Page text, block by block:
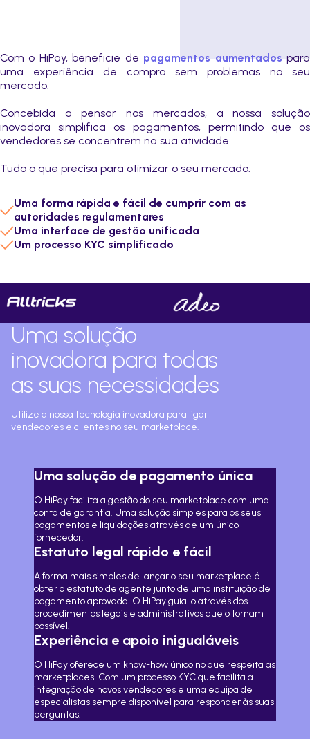
Com o HiPay, beneficie de pagamentos aumentadospara
uma experiência de compra sem problemas no seu
mercado.
Concebida a pensar nos mercados, a nossa solução
inovadora simplifica os pagamentos, permitindo que os
vendedores se concentrem na sua atividade.
Tudo o que precisa para otimizar o seu mercado:
Uma forma rápida e fácil de cumprir com as
autoridades regulamentares
Uma interface de gestão unificada
Um processo KYC simplificado
Uma solução
inovadora para todas
as suas necessidades
Utilize a nossa tecnologia inovadora para ligar
vendedores e clientes no seu marketplace.
Uma solução de pagamento única
O HiPay facilita a gestão do seu marketplace com uma
conta de garantia. Uma solução simples para os seus
pagamentos e liquidações através de um único
fornecedor.
Estatuto legal rápido e fácil
A forma mais simples de lançar o seu marketplace é
obter o estatuto de agente junto de uma instituição de
pagamento aprovada. O HiPay guia-o através dos
procedimentos legais e administrativos que o tornam
possível.
Experiência e apoio inigualáveis
O HiPay oferece um know-how único no que respeita as
marketplaces. Com um processo KYC que facilita a
integração de novos vendedores e uma equipa de
especialistas sempre disponível para responder às suas
perguntas.